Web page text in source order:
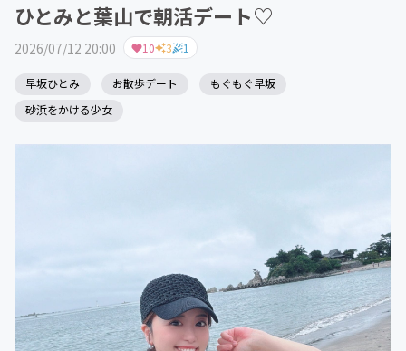
ひとみと葉山で朝活デート♡
2026/07/12 20:00 10 3 1
早坂ひとみ お散歩デート
もぐもぐ早坂
砂浜をかける少女